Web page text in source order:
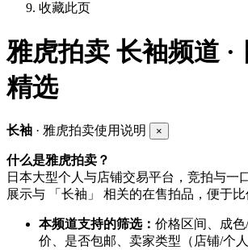
收藏此页
雅虎拍卖 长袖频道 ·
精选
长袖 · 雅虎拍卖使用说明 ×
什么是雅虎拍卖？
日本大型个人与店铺交易平台，竞拍与一
展示与 「长袖」 相关的在售拍品，便于比
本频道支持的筛选： 价格区间、成
价、是否包邮、卖家类型（店铺/个